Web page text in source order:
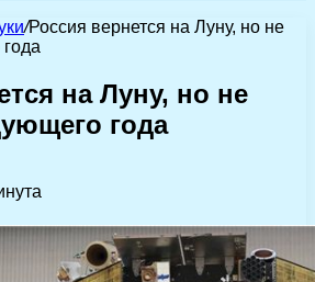
/Россия вернется на Луну, но не
на Луну, но не
года